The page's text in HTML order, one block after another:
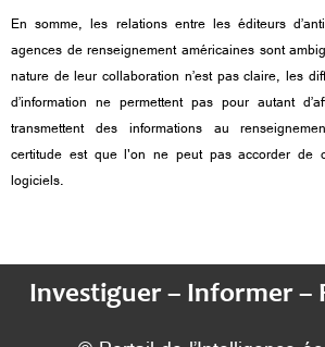
En somme, les relations entre les éditeurs
agences de renseignement américaines sont
nature de leur collaboration n’est pas claire, les
d’information ne permettent pas pour autant
transmettent des informations au
certitude est que l'on ne peut pas accorder de
logiciels.
Investiguer – Informer –